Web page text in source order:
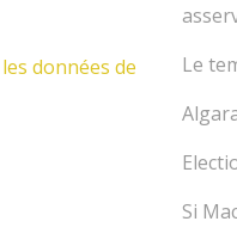
données de
Le
Si